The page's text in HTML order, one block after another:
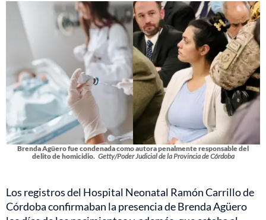
Brenda Agüero fue condenada como autora penalmente responsable del
delito de homicidio. Getty/Poder Judicial de la Provincia de Córdoba
Los registros del Hospital Neonatal Ramón Carrillo de
Córdoba confirmaban la presencia de Brenda Agüero